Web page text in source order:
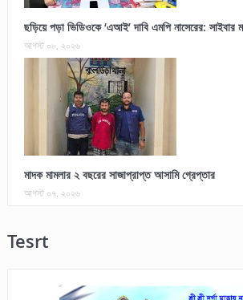
ছড়িয়ে পড়া ভিডিওকে ‘এআই’ দাবি এমপি নাসেরের:
আগস্ট ০৮, ২০২৬
মাদক মামলার ২ বছরের সাজাপ্রাপ্ত আসামি গ্রেপ্তার
আগস্ট ০৭, ২০২৬
Tesrt